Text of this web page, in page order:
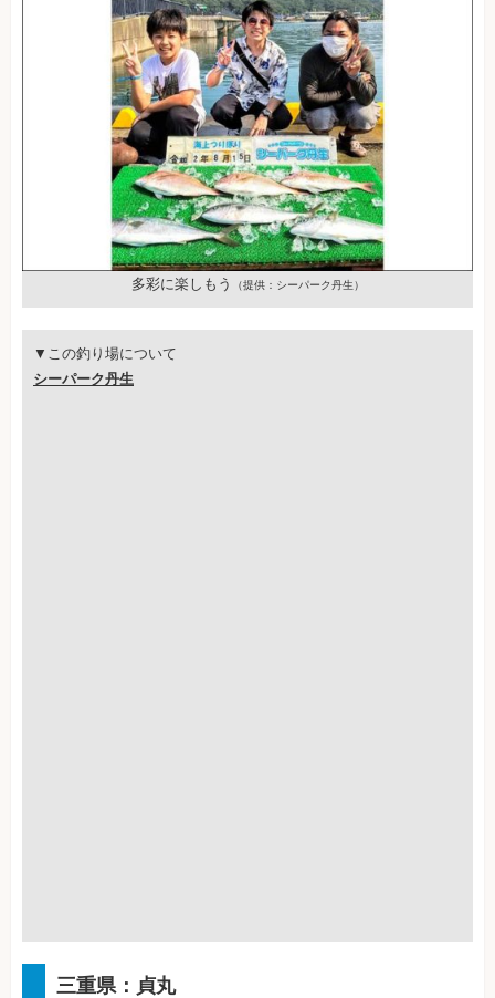
多彩に楽しもう （提供：シーパーク丹生）
▼この釣り場について
シーパーク丹生
三重県：貞丸